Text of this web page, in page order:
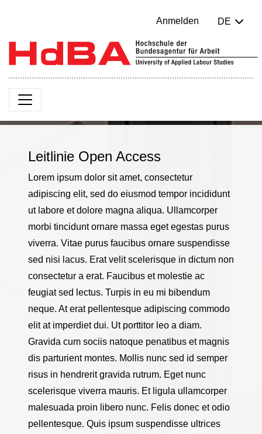
Anmelden DE
Leitlinie Open Access
Lorem ipsum dolor sit amet, consectetur
adipiscing elit, sed do eiusmod tempor incididunt
ut labore et dolore magna aliqua. Ullamcorper
morbi tincidunt ornare massa eget egestas purus
viverra. Vitae purus faucibus ornare suspendisse
sed nisi lacus. Erat velit scelerisque in dictum non
consectetur a erat. Faucibus et molestie ac
feugiat sed lectus. Turpis in eu mi bibendum
neque. At erat pellentesque adipiscing commodo
elit at imperdiet dui. Ut porttitor leo a diam.
Gravida cum sociis natoque penatibus et magnis
dis parturient montes. Mollis nunc sed id semper
risus in hendrerit gravida rutrum. Eget nunc
scelerisque viverra mauris. Et ligula ullamcorper
malesuada proin libero nunc. Felis donec et odio
pellentesque. Quis ipsum suspendisse ultrices